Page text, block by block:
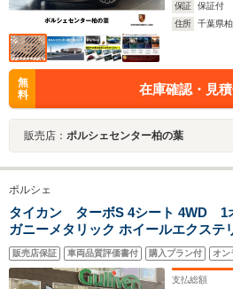
保証
保証付
住所
千葉県
無
料
在庫確認・見
販売店： ポルシェセンター柏の葉
ポルシェ
タイカン ターボS 4シート 4WD 1
ガニーメタリック ホイールエクステ
ント 純正ナビ 360度カメラ パッセンジャーディスプレイ
ヘッドアップディスプレイ BOSE ア
トリックスLEDヘッドライト
販売店保証 車両品質評価書付 購入プラン付 オン
支払総額